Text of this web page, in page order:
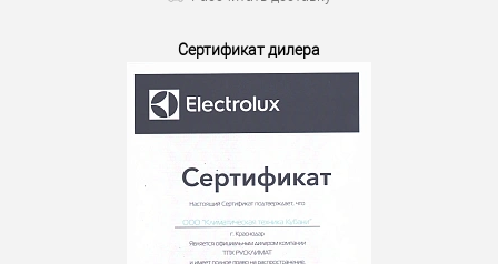
Сертификат дилера